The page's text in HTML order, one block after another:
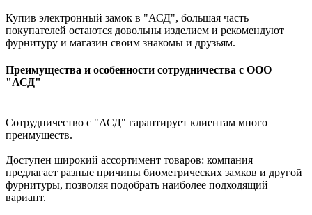
Купив электронный замок в "АСД", большая часть
покупателей остаются довольны изделием и рекомендуют
фурнитуру и магазин своим знакомы и друзьям.
Преимущества и особенности сотрудничества с ООО
"АСД"
Сотрудничество с "АСД" гарантирует клиентам много
преимуществ.
Доступен широкий ассортимент товаров: компания
предлагает разные причины биометрических замков и другой
фурнитуры, позволяя подобрать наиболее подходящий
вариант.